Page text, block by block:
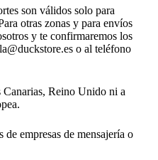
son válidos solo para
otras zonas y para envíos
y te confirmaremos los
o al teléfono
Canarias, Reino Unido ni a
empresas de mensajería o